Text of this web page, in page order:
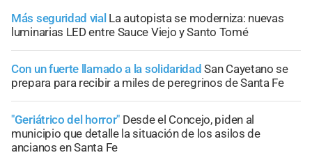
Más seguridad vial La autopista se moderniza: nuevas
luminarias LED entre Sauce Viejo y Santo Tomé
Con un fuerte llamado a la solidaridad San Cayetano se
prepara para recibir a miles de peregrinos de Santa Fe
"Geriátrico del horror" Desde el Concejo, piden al
municipio que detalle la situación de los asilos de
ancianos en Santa Fe